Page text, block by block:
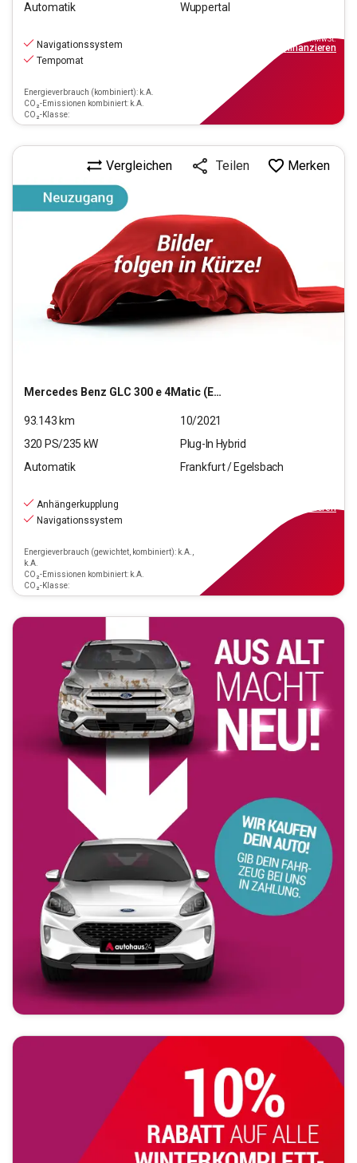
Automatik
Wuppertal
Navigationssystem
Tempomat
Energieverbrauch (kombiniert): k.A.
CO₂-Emissionen kombiniert: k.A.
CO₂-Klasse:
inkl.MwSt.
finanzieren
Mercedes Benz GLC 300 e 4Matic (EURO 6d)
Vergleichen Teilen Merken
93.143 km
10/2021
320 PS/235 kW
Plug-In Hybrid
Automatik
Frankfurt / Egelsbach
Anhängerkupplung
Navigationssystem
Energieverbrauch (gewichtet, kombiniert): k.A.,
k.A.
CO₂-Emissionen kombiniert: k.A.
CO₂-Klasse:
finanzieren